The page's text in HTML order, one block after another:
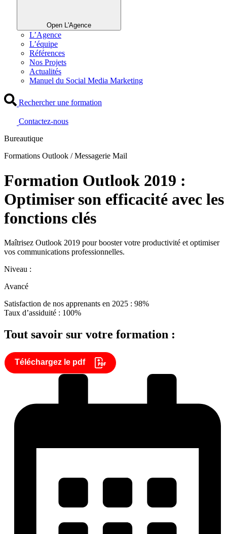
Open L'Agence
L’Agence
L’équipe
Références
Nos Projets
Actualités
Manuel du Social Media Marketing
Rechercher une formation
Contactez-nous
Bureautique
Formations Outlook / Messagerie Mail
Formation Outlook 2019 :
Optimiser son efficacité avec les
fonctions clés
Maîtrisez Outlook 2019 pour booster votre productivité et optimiser
vos communications professionnelles.
Niveau :
Avancé
Satisfaction de nos apprenants en 2025 : 98%
Taux d’assiduité : 100%
Tout savoir sur votre formation :
Téléchargez le pdf